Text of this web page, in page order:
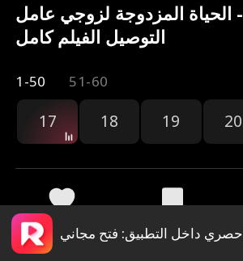
الحلقة 17 - الحياة المزدوجة لزوجي عامل
التوصيل الفيلم كامل
1-50 51-60
17 18 19 20
61 3.2k
حصري داخل التطبيق: فتح مجاني